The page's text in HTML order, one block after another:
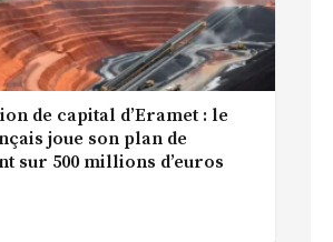
de capital d’Eramet : le
joue son plan de
sur 500 millions d’euros